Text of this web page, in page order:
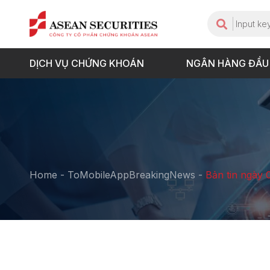
DỊCH VỤ CHỨNG KHOÁN NGÂN HÀNG
Home - ToMobileAppBreakingNews - Bản tin ngày